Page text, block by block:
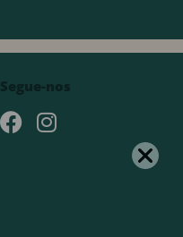
Segue-nos